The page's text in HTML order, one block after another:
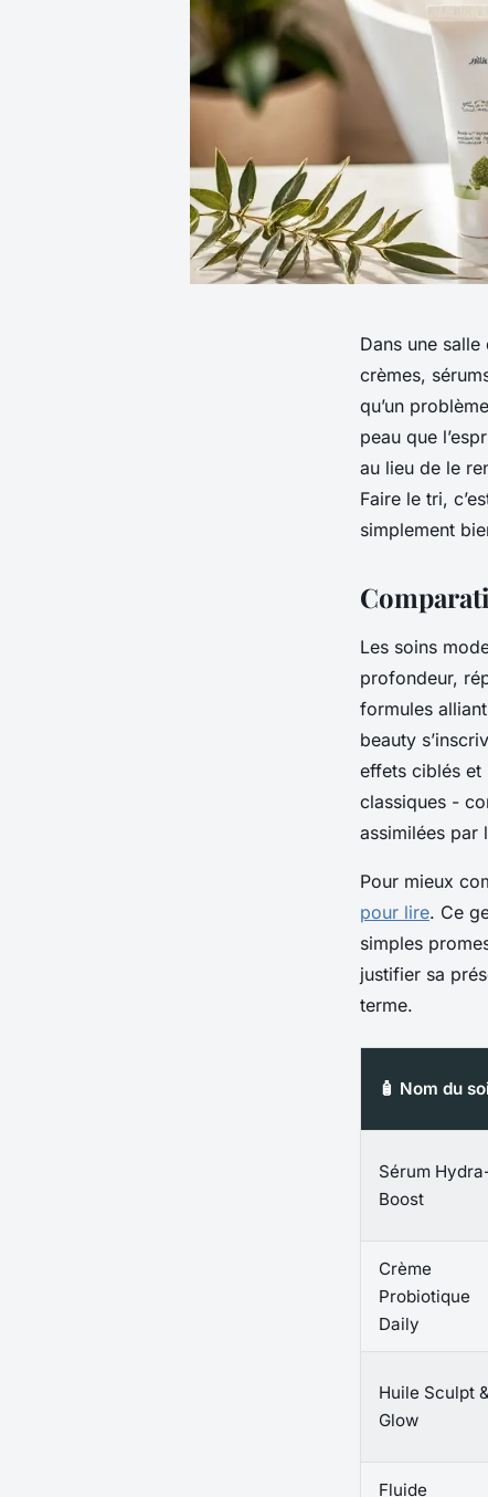
Dans une
crèmes,
qu’un
peau que
au lieu de le
Faire le tri,
simplement
Les soins
profondeur,
formules
beauty
effets ciblés et
classiques -
assimilées par
Pour mieux
pour lire. Ce
simples
justifier sa
terme.
🧴 Nom du
Sérum
Boost
Crème
Probiotique
Daily
Huile Sculpt
Glow
Fluide